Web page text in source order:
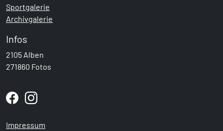
Sportgalerie
Archivgalerie
Infos
2105 Alben
271860 Fotos
Impressum